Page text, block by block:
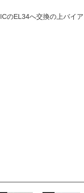
のEL34へ交換の上バイ